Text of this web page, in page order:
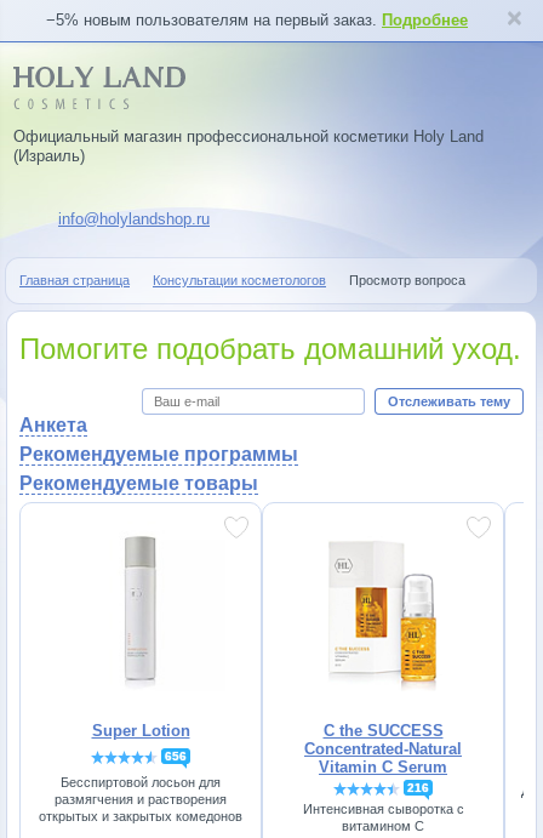
−5% новым пользователям на первый заказ. Подробнее
Официальный магазин профессиональной косметики Holy Land
(Израиль)
info@holylandshop.ru
Главная страница Консультации косметологов Просмотр вопроса
Помогите подобрать домашний уход.
Отслеживать тему
Анкета
Рекомендуемые программы
Рекомендуемые товары
Super Lotion
656
Бесспиртовой лосьон для
размягчения и растворения
открытых и закрытых комедонов
C the SUCCESS
Concentrated-Natural
Vitamin C Serum
216
Интенсивная сыворотка с
витамином С